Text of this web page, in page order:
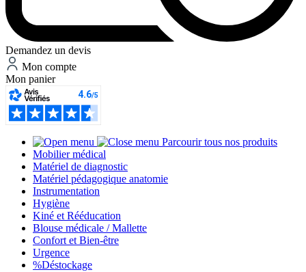
Demandez un devis
Mon compte
Mon panier
Parcourir tous nos produits
Mobilier médical
Matériel de diagnostic
Matériel pédagogique anatomie
Instrumentation
Hygiène
Kiné et Rééducation
Blouse médicale / Mallette
Confort et Bien-être
Urgence
%Déstockage